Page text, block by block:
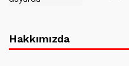
Hakkımızda